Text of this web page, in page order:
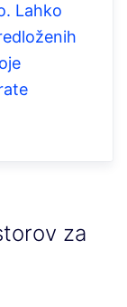
Lahko
za